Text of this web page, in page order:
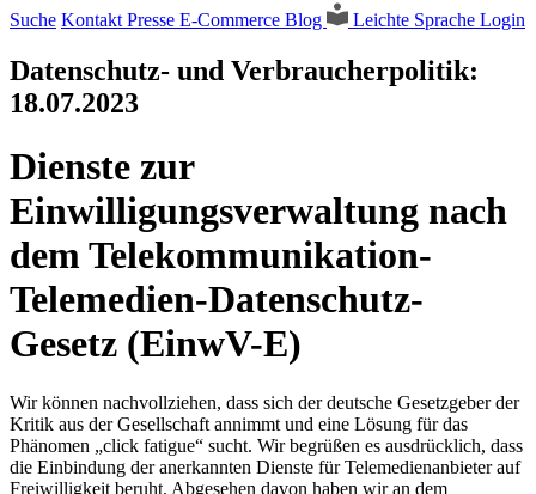
Suche Kontakt Presse E-Commerce Blog Leichte Sprache Login
Datenschutz- und Verbraucherpolitik:
18.07.2023
Dienste zur
Einwilligungsverwaltung nach
dem Telekommunikation-
Telemedien-Datenschutz-
Gesetz (EinwV-E)
Wir können nachvollziehen, dass sich der deutsche Gesetzgeber der
Kritik aus der Gesellschaft annimmt und eine Lösung für das
Phänomen „click fatigue“ sucht. Wir begrüßen es ausdrücklich, dass
die Einbindung der anerkannten Dienste für Telemedienanbieter auf
Freiwilligkeit beruht. Abgesehen davon haben wir an dem